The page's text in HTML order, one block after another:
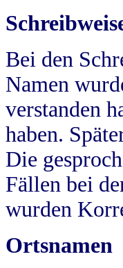
Bei den
Namen
verstanden
haben.
Die
Fällen bei
wurden
Ortsnamen